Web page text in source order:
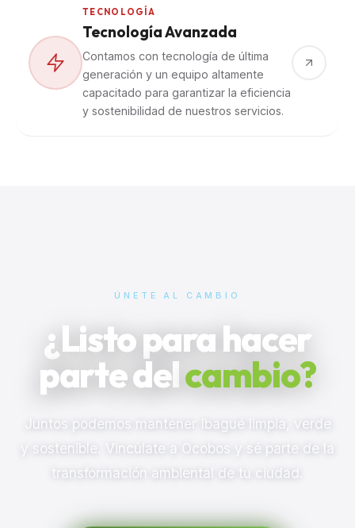
TECNOLOGÍA
Tecnología Avanzada
Contamos con tecnología de última
generación y un equipo altamente
capacitado para garantizar la eficiencia
y sostenibilidad de nuestros servicios.
ÚNETE AL CAMBIO
¿Listo para hacer
parte delcambio?
Juntos podemos mantener Ibagué limpia, verde
y sostenible. Vincúlate a Ocobos y sé parte de la
transformación ambiental de tu ciudad.